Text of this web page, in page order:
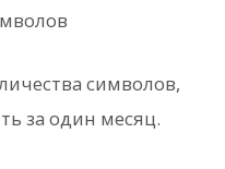
символов,
за один месяц.